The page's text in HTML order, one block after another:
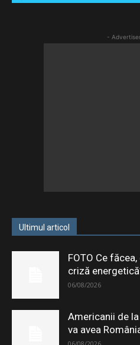
-
Ultimul articol
FOTO Ce
criză
06/08/2026
Americanii de
va avea